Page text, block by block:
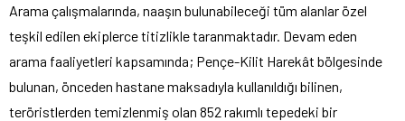
Arama çalışmalarında, naaşın bulunabileceği tüm alanlar özel
teşkil edilen ekiplerce titizlikle taranmaktadır. Devam eden
arama faaliyetleri kapsamında; Pençe-Kilit Harekât bölgesinde
bulunan, önceden hastane maksadıyla kullanıldığı bilinen,
teröristlerden temizlenmiş olan 852 rakımlı tepedeki bir